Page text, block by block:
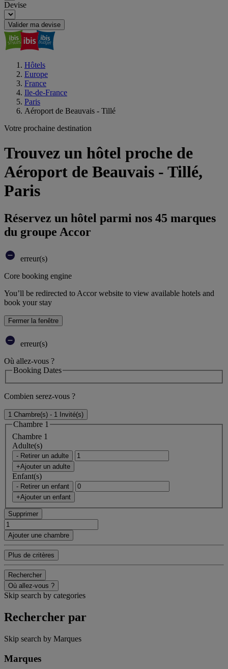
Devise
Valider ma devise
Hôtels
Europe
France
Ile-de-France
Paris
Aéroport de Beauvais - Tillé
Votre prochaine destination
Trouvez un hôtel proche de
Aéroport de Beauvais - Tillé,
Paris
Réservez un hôtel parmi nos 45 marques
du groupe Accor
erreur(s)
Core booking engine
You’ll be redirected to Accor website to view available hotels and
book your stay
Fermer la fenêtre
erreur(s)
Où allez-vous ?
Booking Dates
Combien serez-vous ?
1 Chambre(s) - 1 Invité(s)
Chambre 1
Chambre 1
Adulte(s)
- Retirer un adulte
+Ajouter un adulte
Enfant(s)
- Retirer un enfant
+Ajouter un enfant
Supprimer
Ajouter une chambre
Plus de critères
Rechercher
Où allez-vous ?
Skip search by categories
Rechercher par
Skip search by Marques
Marques